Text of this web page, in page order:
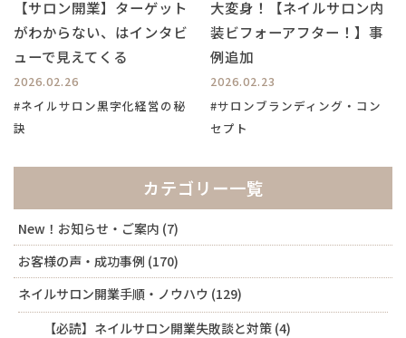
【サロン開業】ターゲット
がわからない、はインタビ
ューで見えてくる
2026.02.26
#ネイルサロン黒字化経営の秘
訣
大変身！【ネイルサロン内
装ビフォーアフター！】事
例追加
2026.02.23
#サロンブランディング・コン
セプト
カテゴリー一覧
New！お知らせ・ご案内 (7)
お客様の声・成功事例 (170)
ネイルサロン開業手順・ノウハウ (129)
【必読】ネイルサロン開業失敗談と対策 (4)